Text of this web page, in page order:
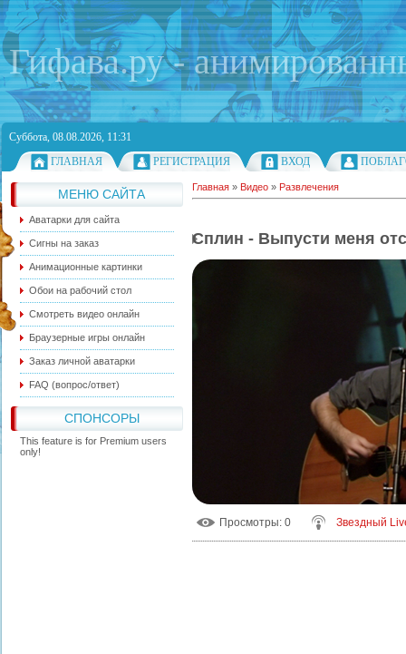
Гифава.ру -
Суббота, 08.08.2026, 11:31
ГЛАВНАЯ
РЕГИСТРАЦИЯ ВХОД
МЕНЮ САЙТА
Аватарки для сайта
Сигны на заказ
Анимационные картинки
Обои на рабочий стол
Смотреть видео онлайн
Браузерные игры онлайн
Заказ личной аватарки
FAQ (вопрос/ответ)
СПОНСОРЫ
This feature is for Premium users
only!
Главная » Видео » Развлечения
Сплин - Выпусти меня
Просмотры: 0 Звездный